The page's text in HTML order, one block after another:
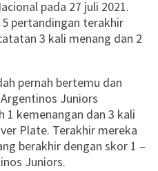
pada 27 juli 2021.
pertandingan terakhir
3 kali menang dan 2
pernah bertemu dan
Juniors
1 kemenangan dan 3 kali
Plate. Terakhir mereka
berakhir dengan skor 1 –
Juniors.